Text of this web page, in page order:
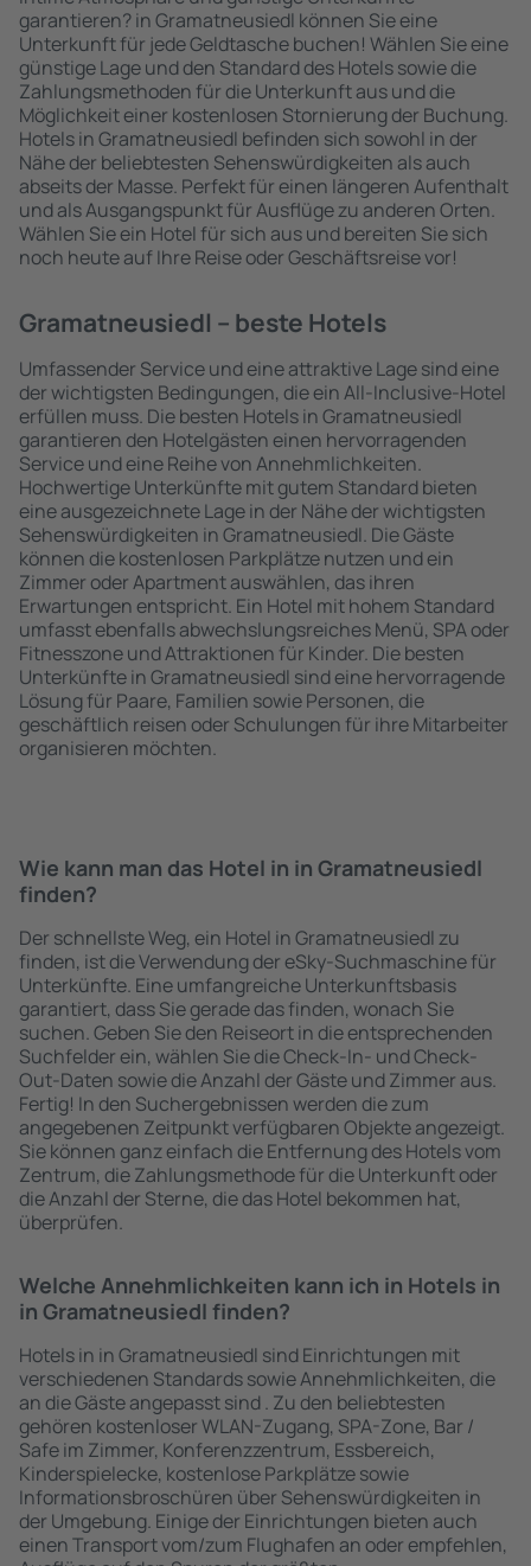
garantieren? in Gramatneusiedl können Sie eine
Unterkunft für jede Geldtasche buchen! Wählen Sie eine
günstige Lage und den Standard des Hotels sowie die
Zahlungsmethoden für die Unterkunft aus und die
Möglichkeit einer kostenlosen Stornierung der Buchung.
Hotels in Gramatneusiedl befinden sich sowohl in der
Nähe der beliebtesten Sehenswürdigkeiten als auch
abseits der Masse. Perfekt für einen längeren Aufenthalt
und als Ausgangspunkt für Ausflüge zu anderen Orten.
Wählen Sie ein Hotel für sich aus und bereiten Sie sich
noch heute auf Ihre Reise oder Geschäftsreise vor!
Gramatneusiedl – beste Hotels
Umfassender Service und eine attraktive Lage sind eine
der wichtigsten Bedingungen, die ein All-Inclusive-Hotel
erfüllen muss. Die besten Hotels in Gramatneusiedl
garantieren den Hotelgästen einen hervorragenden
Service und eine Reihe von Annehmlichkeiten.
Hochwertige Unterkünfte mit gutem Standard bieten
eine ausgezeichnete Lage in der Nähe der wichtigsten
Sehenswürdigkeiten in Gramatneusiedl. Die Gäste
können die kostenlosen Parkplätze nutzen und ein
Zimmer oder Apartment auswählen, das ihren
Erwartungen entspricht. Ein Hotel mit hohem Standard
umfasst ebenfalls abwechslungsreiches Menü, SPA oder
Fitnesszone und Attraktionen für Kinder. Die besten
Unterkünfte in Gramatneusiedl sind eine hervorragende
Lösung für Paare, Familien sowie Personen, die
geschäftlich reisen oder Schulungen für ihre Mitarbeiter
organisieren möchten.
Wie kann man das Hotel in in Gramatneusiedl
finden?
Der schnellste Weg, ein Hotel in Gramatneusiedl zu
finden, ist die Verwendung der eSky-Suchmaschine für
Unterkünfte. Eine umfangreiche Unterkunftsbasis
garantiert, dass Sie gerade das finden, wonach Sie
suchen. Geben Sie den Reiseort in die entsprechenden
Suchfelder ein, wählen Sie die Check-In- und Check-
Out-Daten sowie die Anzahl der Gäste und Zimmer aus.
Fertig! In den Suchergebnissen werden die zum
angegebenen Zeitpunkt verfügbaren Objekte angezeigt.
Sie können ganz einfach die Entfernung des Hotels vom
Zentrum, die Zahlungsmethode für die Unterkunft oder
die Anzahl der Sterne, die das Hotel bekommen hat,
überprüfen.
Welche Annehmlichkeiten kann ich in Hotels in
in Gramatneusiedl finden?
Hotels in in Gramatneusiedl sind Einrichtungen mit
verschiedenen Standards sowie Annehmlichkeiten, die
an die Gäste angepasst sind . Zu den beliebtesten
gehören kostenloser WLAN-Zugang, SPA-Zone, Bar /
Safe im Zimmer, Konferenzzentrum, Essbereich,
Kinderspielecke, kostenlose Parkplätze sowie
Informationsbroschüren über Sehenswürdigkeiten in
der Umgebung. Einige der Einrichtungen bieten auch
einen Transport vom/zum Flughafen an oder empfehlen,